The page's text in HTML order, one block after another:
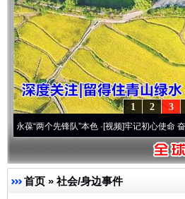
3
2
1
个先锋队”本色·[视频]牢记初心使命 奋进复兴征
首页 » 社会/身边事件